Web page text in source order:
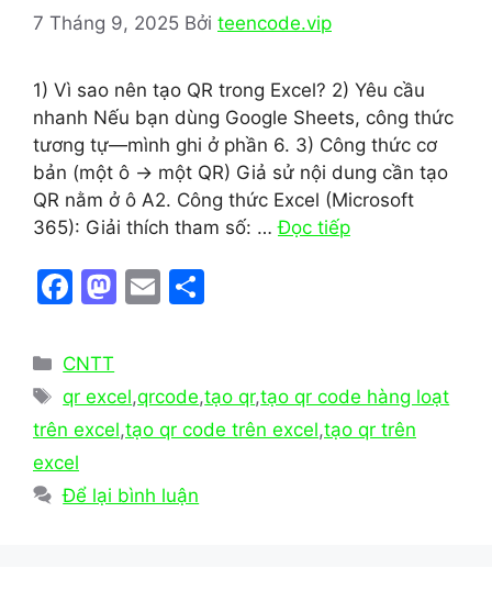
7 Tháng 9, 2025 Bởi teencode.vip
1) Vì sao nên tạo QR trong Excel? 2) Yêu cầu
nhanh Nếu bạn dùng Google Sheets, công thức
tương tự—mình ghi ở phần 6. 3) Công thức cơ
bản (một ô → một QR) Giả sử nội dung cần tạo
QR nằm ở ô A2. Công thức Excel (Microsoft
365): Giải thích tham số: …Đọc tiếp
F
c
e
b
o
o
M
o
d
n
E
l
e
Danh
mục
CNTT
Thẻ
qr excel,qrcode,tạo qr,tạo qr code hàng loạt
trên excel,tạo qr code trên excel,tạo qr trên
excel
Để lại bình luận